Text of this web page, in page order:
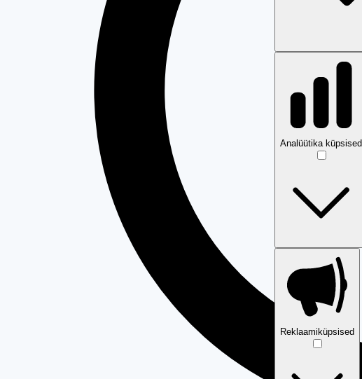
Analüütika küpsised
Reklaamiküpsised